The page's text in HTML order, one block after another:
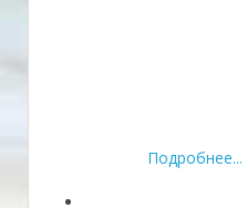
Подробнее...